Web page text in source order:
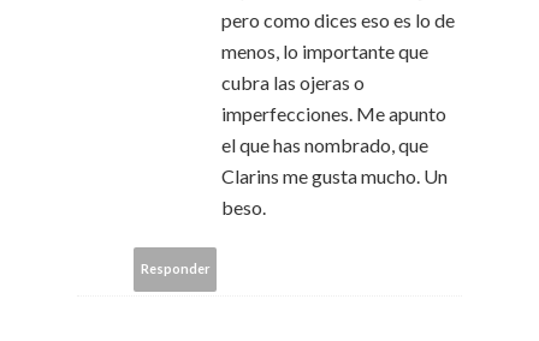
pero como dices eso es lo de
menos, lo importante que
cubra las ojeras o
imperfecciones. Me apunto
el que has nombrado, que
Clarins me gusta mucho. Un
beso.
Responder